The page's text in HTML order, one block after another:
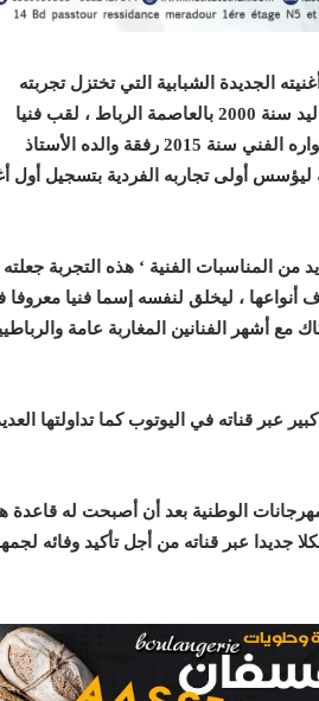
الجديدة الشبابية
التي تختزل تجربته
سنة 2000 بالعاصمة الرباط
، لقب فنيا
ب”السكريفي”، وكان الستايل الشعبي من دشن به الفنان حمزة مشواره الفني سنة 2015 رفقة والده الأستاذ
أولى تجاربه الفردية بتسجيل أول
من المناسبات الفنية ‘ هذه التجربة جعلته
أنواعها ، ليخلق لنفسه إسما فنيا معروفا
مع أشهر الفنانين المغاربة عامة
عبر قناته في اليوتوب كما تداولتها
الوطنية بعد أن أصبحت له قاعدة
عبر قناته من أجل تأكيد وفائه